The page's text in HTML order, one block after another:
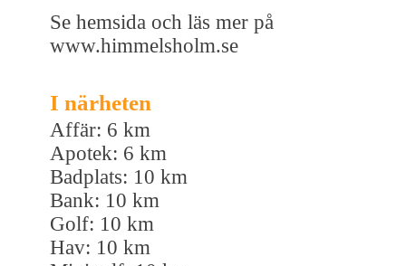
Se hemsida och läs mer på
www.himmelsholm.se
I närheten
Affär: 6 km
Apotek: 6 km
Badplats: 10 km
Bank: 10 km
Golf: 10 km
Hav: 10 km